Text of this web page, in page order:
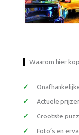
Waarom hier
Actuele
Grootste
Foto’s en